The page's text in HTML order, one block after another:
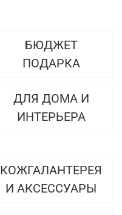
БЮДЖЕТ
ПОДАРКА
ДЛЯ ДОМА И
ИНТЕРЬЕРА
КОЖГАЛАНТЕРЕЯ
И АКСЕССУАРЫ